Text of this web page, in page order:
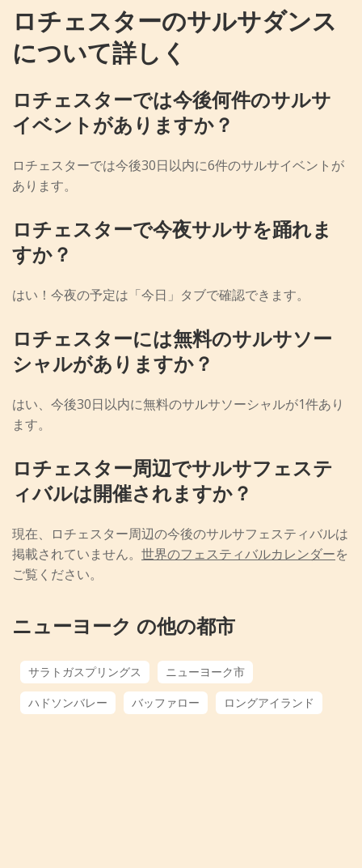
ロチェスターのサルサダンス
について詳しく
ロチェスターでは今後何件のサルサ
イベントがありますか？
ロチェスターでは今後30日以内に6件のサルサイベントが
あります。
ロチェスターで今夜サルサを踊れま
すか？
はい！今夜の予定は「今日」タブで確認できます。
ロチェスターには無料のサルサソー
シャルがありますか？
はい、今後30日以内に無料のサルサソーシャルが1件あり
ます。
ロチェスター周辺でサルサフェステ
ィバルは開催されますか？
現在、ロチェスター周辺の今後のサルサフェスティバルは
掲載されていません。 世界のフェスティバルカレンダーを
ご覧ください。
ニューヨーク の他の都市
サラトガスプリングス
ニューヨーク市
ハドソンバレー
バッファロー ロングアイランド